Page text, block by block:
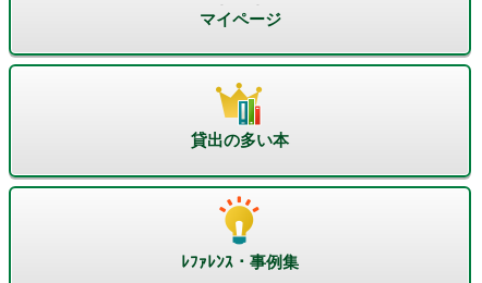
マイページ
貸出の多い本
ﾚﾌｧﾚﾝｽ・事例集